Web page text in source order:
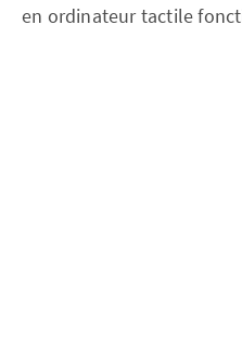
en ordinateur tactile